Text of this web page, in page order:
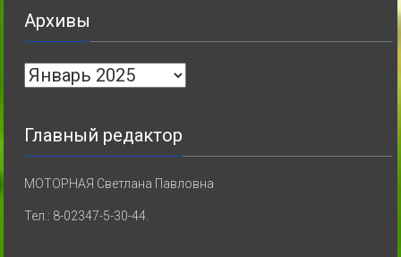
Архивы
Архивы
Главный редактор
МОТОРНАЯ Светлана Павловна
Тел.: 8-02347-5-30-44.